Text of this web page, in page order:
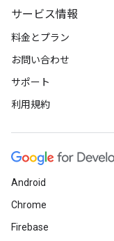
サービス情報
料金とプラン
お問い合わせ
サポート
利用規約
Android
Chrome
Firebase